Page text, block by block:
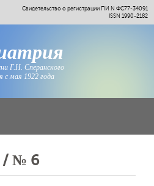
Свидетельство о регистрации ПИ N ФС77-34091
ISSN 1990-2182
Г.Н. Сперанского
с мая 1922 года
/ № 6